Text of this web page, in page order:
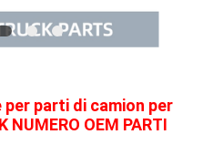
parti di camion per
NUMERO OEM PARTI